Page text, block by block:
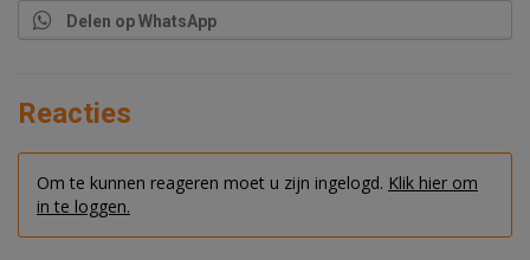
Delen op WhatsApp
Reacties
Om te kunnen reageren moet u zijn ingelogd. Klik hier om
in te loggen.